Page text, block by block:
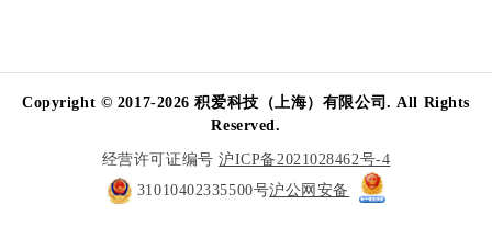
Copyright © 2017-2026 积爱科技（上海）有限公司. All Rights
Reserved.
经营许可证编号沪ICP备2021028462号-4
31010402335500号沪公网安备